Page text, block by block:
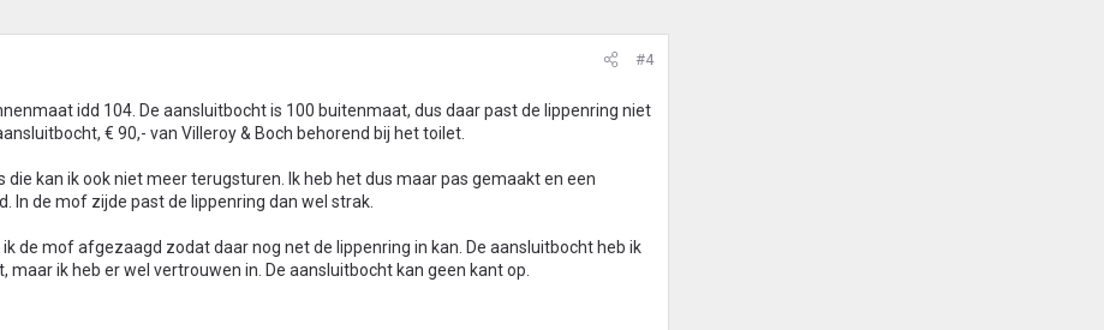
#4
idd 104. De aansluitbocht is 100 buitenmaat, dus daar past de lippenring niet
€ 90,- van Villeroy & Boch behorend bij het toilet.
die kan ik ook niet meer terugsturen. Ik heb het dus maar pas gemaakt en een
In de mof zijde past de lippenring dan wel strak.
de mof afgezaagd zodat daar nog net de lippenring in kan. De aansluitbocht heb ik
maar ik heb er wel vertrouwen in. De aansluitbocht kan geen kant op.